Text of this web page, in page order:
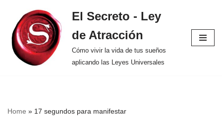
Saltar
al
contenido
El Secreto - Ley
de Atracción
Cómo vivir la vida de tus sueños
aplicando las Leyes Universales
Home » 17 segundos para manifestar